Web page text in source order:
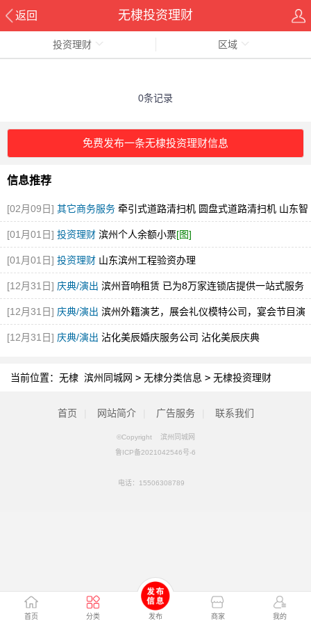
返回 无棣投资理财
首页 分类 发布 商家 我的
投资理财 区域
0条记录
免费发布一条无棣投资理财信息
信息推荐
[02月09日] 其它商务服务 牵引式道路清扫机 圆盘式道路清扫机 山东智
行环卫 厂家直销[图]
[01月01日] 投资理财 滨州个人余额小票[图]
[01月01日] 投资理财 山东滨州工程验资办理
[12月31日] 庆典/演出 滨州音响租赁 已为8万家连锁店提供一站式服务
[图]
[12月31日] 庆典/演出 滨州外籍演艺，展会礼仪模特公司，宴会节目演
出，舞蹈
[12月31日] 庆典/演出 沾化美辰婚庆服务公司 沾化美辰庆典
当前位置： 无棣 滨州同城网 > 无棣分类信息 > 无棣投资理财
首页 网站简介 广告服务 联系我们
©Copyright 滨州同城网
鲁ICP备2021042546号-6
电话： 15506308789